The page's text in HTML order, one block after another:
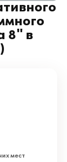
8" в
мест